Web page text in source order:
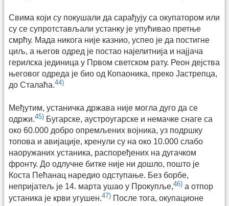
Свима који су покушали да сарађују са окупатором или
су се супротстављали устанку је упућивао претње
смрћу. Мада никога није казнио, успео је да постигне
циљ, а његов одред је постао најелитнија и најјача
герилска јединица у Првом светском рату. Реон дејства
његовог одреда је био од Копаоника, преко Јастрепца,
до Сталаћа.44)
Међутим, устаничка држава није могла дуго да се
одржи.45) Бугарске, аустроугарске и немачке снаге са
око 60.000 добро опремљених војника, уз подршку
топова и авијације, кренули су на око 10.000 слабо
наоружаних устаника, распоређених на дугачком
фронту. До одлучне битке није ни дошло, пошто је
Коста Пећанац наредио одступање. Без борбе,
непријатељ је 14. марта ушао у Прокупље,46) а отпор
устаника је крви угушен.47) После тога, окупационе